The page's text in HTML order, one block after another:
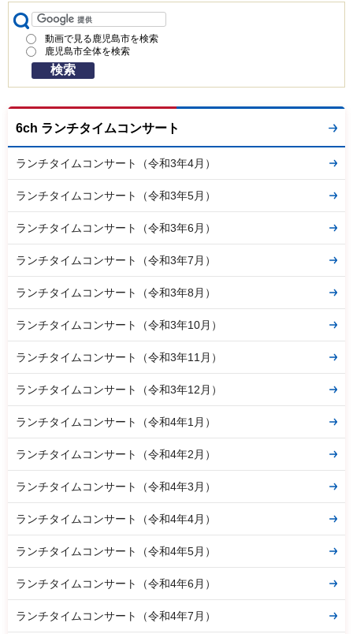
動画で見る鹿児島市を検索
鹿児島市全体を検索
6ch ランチタイムコンサート
ランチタイムコンサート（令和3年4月）
ランチタイムコンサート（令和3年5月）
ランチタイムコンサート（令和3年6月）
ランチタイムコンサート（令和3年7月）
ランチタイムコンサート（令和3年8月）
ランチタイムコンサート（令和3年10月）
ランチタイムコンサート（令和3年11月）
ランチタイムコンサート（令和3年12月）
ランチタイムコンサート（令和4年1月）
ランチタイムコンサート（令和4年2月）
ランチタイムコンサート（令和4年3月）
ランチタイムコンサート（令和4年4月）
ランチタイムコンサート（令和4年5月）
ランチタイムコンサート（令和4年6月）
ランチタイムコンサート（令和4年7月）